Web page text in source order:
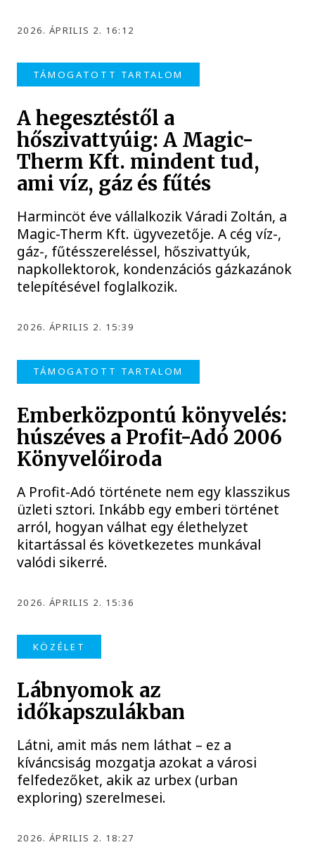
2026. ÁPRILIS 2. 16:12
TÁMOGATOTT TARTALOM
A hegesztéstől a
hőszivattyúig: A Magic-
Therm Kft. mindent tud,
ami víz, gáz és fűtés
Harmincöt éve vállalkozik Váradi Zoltán, a
Magic-Therm Kft. ügyvezetője. A cég víz-,
gáz-, fűtésszereléssel, hőszivattyúk,
napkollektorok, kondenzációs gázkazánok
telepítésével foglalkozik.
2026. ÁPRILIS 2. 15:39
TÁMOGATOTT TARTALOM
Emberközpontú könyvelés:
húszéves a Profit-Adó 2006
Könyvelőiroda
A Profit-Adó története nem egy klasszikus
üzleti sztori. Inkább egy emberi történet
arról, hogyan válhat egy élethelyzet
kitartással és következetes munkával
valódi sikerré.
2026. ÁPRILIS 2. 15:36
KÖZÉLET
Lábnyomok az
időkapszulákban
Látni, amit más nem láthat – ez a
kíváncsiság mozgatja azokat a városi
felfedezőket, akik az urbex (urban
exploring) szerelmesei.
2026. ÁPRILIS 2. 18:27